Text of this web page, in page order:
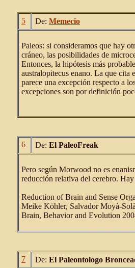
5 De: Memecio
Paleos: si consideramos que hay
cráneo, las posibilidades de
Entonces, la hipótesis más
australopitecus enano. La que
parece una excepción respecto a
excepciones son por definición
6 De: El PaleoFreak
Pero según Morwood no es
reducción relativa del cerebro.
Reduction of Brain and Sense
Meike Köhler, Salvador Moyà-Solà
Brain, Behavior and Evolution
7 De: El Paleontologo